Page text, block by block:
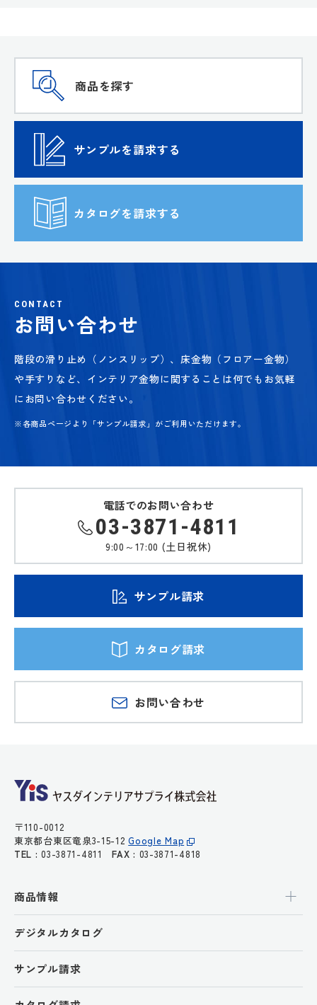
商品を探す
サンプルを請求する
カタログを請求する
CONTACT
お問い合わせ
階段の滑り止め（ノンスリップ）、床金物（フロアー金物）
や手すりなど、 インテリア金物に関することは何でもお気軽
にお問い合わせください。
※各商品ページより「サンプル請求」がご利用いただけます。
電話でのお問い合わせ
03-3871-4811
9:00～17:00 (土日祝休)
サンプル請求
カタログ請求
お問い合わせ
〒110-0012
東京都台東区竜泉3-15-12Google Map
TEL : 03-3871-4811FAX : 03-3871-4818
商品情報
デジタルカタログ
サンプル請求